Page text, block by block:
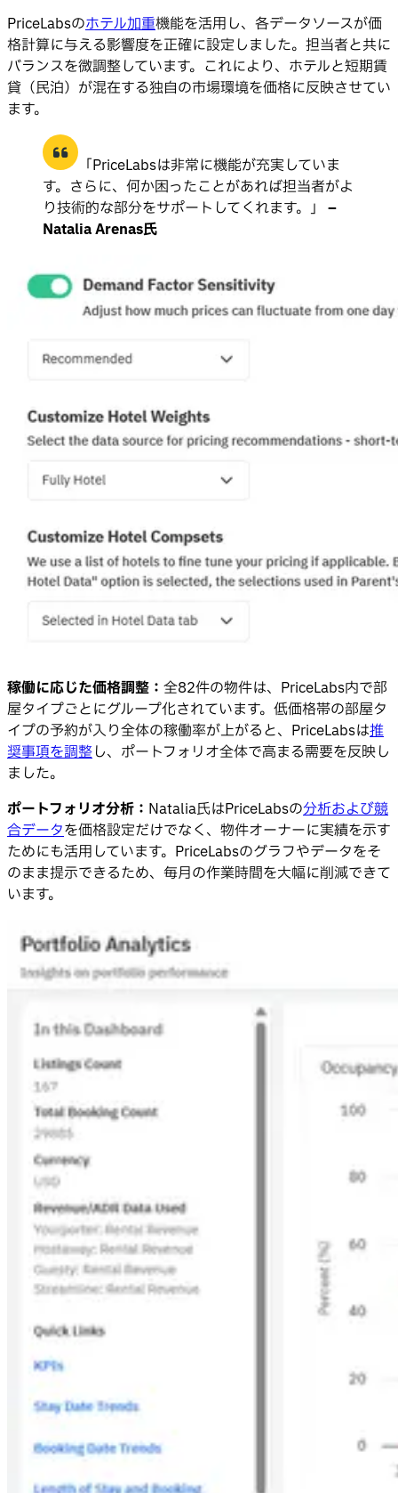
PriceLabsのホテル加重機能を活用し、各データソースが価
格計算に与える影響度を正確に設定しました。担当者と共に
バランスを微調整しています。これにより、ホテルと短期賃
貸（民泊）が混在する独自の市場環境を価格に反映させてい
ます。
「PriceLabsは非常に機能が充実していま
す。さらに、何か困ったことがあれば担当者がよ
り技術的な部分をサポートしてくれます。」 –
Natalia Arenas氏
稼働に応じた価格調整： 全82件の物件は、PriceLabs内で部
屋タイプごとにグループ化されています。低価格帯の部屋タ
イプの予約が入り全体の稼働率が上がると、PriceLabsは推
奨事項を調整し、ポートフォリオ全体で高まる需要を反映し
ました。
ポートフォリオ分析： Natalia氏はPriceLabsの分析および競
合データを価格設定だけでなく、物件オーナーに実績を示す
ためにも活用しています。PriceLabsのグラフやデータをそ
のまま提示できるため、毎月の作業時間を大幅に削減できて
います。